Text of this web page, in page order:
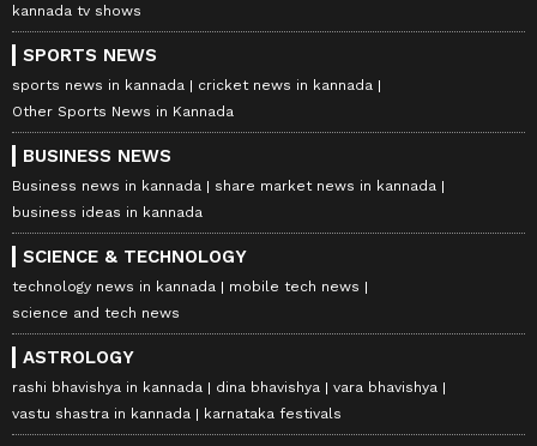
kannada tv shows
SPORTS NEWS
sports news in kannada
cricket news in kannada
Other Sports News in Kannada
BUSINESS NEWS
Business news in kannada
share market news in kannada
business ideas in kannada
SCIENCE & TECHNOLOGY
technology news in kannada
mobile tech news
science and tech news
ASTROLOGY
rashi bhavishya in kannada dina bhavishya
vara bhavishya
vastu shastra in kannada
karnataka festivals